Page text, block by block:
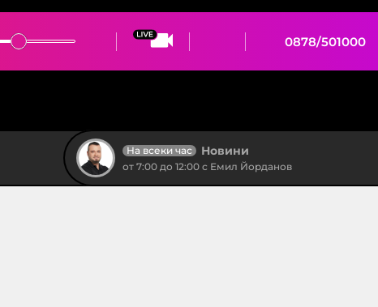
0878/501000
На всеки час Новини
от 7:00 до 12:00 с Емил Йорданов